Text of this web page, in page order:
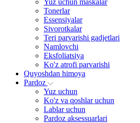
Yuz uchun maskalar
Tonerlar
Essensiyalar
Sivorotkalar
Teri parvarishi gadjetlari
Namlovchi
Eksfoliatsiya
Ko'z atrofi parvarishi
Quyoshdan himoya
Pardoz
Yuz uchun
Ko'z va qoshlar uchun
Lablar uchun
Pardoz aksessuarlari